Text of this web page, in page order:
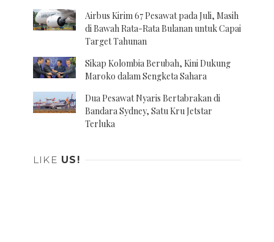
Airbus Kirim 67 Pesawat pada Juli, Masih
di Bawah Rata-Rata Bulanan untuk Capai
Target Tahunan
Sikap Kolombia Berubah, Kini Dukung
Maroko dalam Sengketa Sahara
Dua Pesawat Nyaris Bertabrakan di
Bandara Sydney, Satu Kru Jetstar
Terluka
LIKE US!